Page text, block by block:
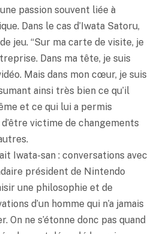
passion souvent liée à
Dans le cas d’Iwata Satoru,
jeu. “Sur ma carte de visite, je
Dans ma tête, je suis
Mais dans mon cœur, je suis
ainsi très bien ce qu’il
et ce qui lui a permis
victime de changements
Iwata-san : conversations avec
président de Nintendo
une philosophie et de
d’un homme qui n’a jamais
On ne s’étonne donc pas quand